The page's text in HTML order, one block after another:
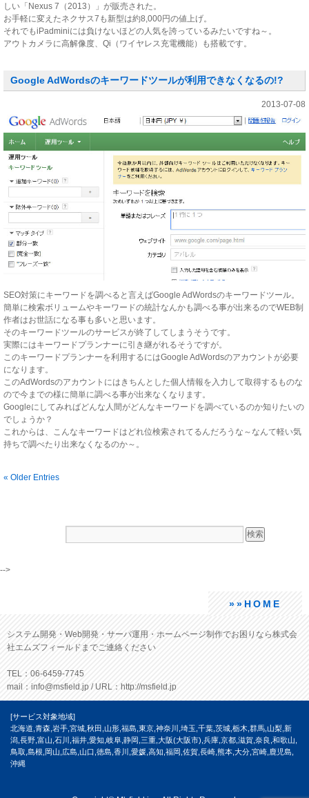
しい「Nexus 7（2013）」が販売された。
お手軽に変えたネクサス7も新型は約8,000円の値上げ。
それでもiPadminiには負けないほどの人気を誇っているみたいですね～。
アウトカメラに高解像度、Qi（ワイヤレス充電機能）も搭載です。
Google AdWordsのキーワードツールが利用できなくなるの!?
2013-07-08
SEO対策にキーワードを調べると言えばGoogle AdWordsのキーワードツール。
簡単に検索ボリュームやキーワードの統計なんかも調べる事が出来るのでWEB制
作者はお世話になる事も多いと思います。
そのキーワードツールのサービスが終了してしまうそうです。
実際にはキーワードプランナーに引き継がれるそうですが。
このキーワードプランナーを利用するにはGoogle AdWordsのアカウントが必要
になります。
このAdWordsのアカウントにはきちんとした個人情報を入力して取得するものな
ので今までの様に簡単に調べる事が出来なくなります。
Googleにしてみればどんな人間がどんなキーワードを調べているのか知りたいの
でしょうか？
これからは、こんなキーワードはどれ位検索されてるんだろうな～なんて軽い気
持ちで調べたり出来なくなるのか～。
« Older Entries
-->
»»HOME
システム開発・Web開発・サーバ運用・ホームページ制作でお困りなら株式会
社エムズフィールドまでご連絡ください
TEL：06-6459-7745
mail：info@msfield.jp / URL：http://msfield.jp
[サービス対象地域]
北海道,青森,岩手,宮城,秋田,山形,福島,東京,神奈川,埼玉,千葉,茨城,栃木,群馬,山梨,新
潟,長野,富山,石川,福井,愛知,岐阜,静岡,三重,大阪(大阪市),兵庫,京都,滋賀,奈良,和歌山,
鳥取,島根,岡山,広島,山口,徳島,香川,愛媛,高知,福岡,佐賀,長崎,熊本,大分,宮崎,鹿児島,
沖縄